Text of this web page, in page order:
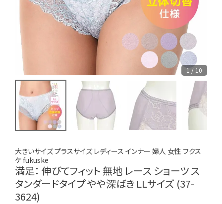
1 / 10
大きいサイズ プラスサイズ レディース インナー 婦人 女性 フクス
ケ fukuske
満足： 伸びてフィット 無地 レース ショーツ ス
タンダードタイプ やや深ばき LLサイズ (37-
3624)